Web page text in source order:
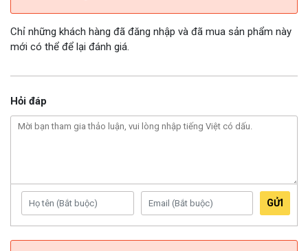
Chỉ những khách hàng đã đăng nhập và đã mua sản phẩm này
mới có thể để lại đánh giá.
Hỏi đáp
GỬI